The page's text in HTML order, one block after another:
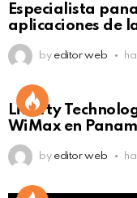
Especialista
aplicaciones de
by editor web
Liberty
WiMax en
by editor web